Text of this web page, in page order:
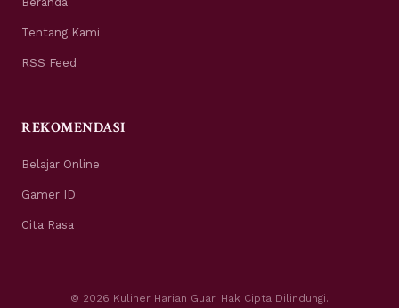
Tentang Kami
RSS Feed
REKOMENDASI
Belajar Online
Gamer ID
Cita Rasa
© 2026 Kuliner Harian Guar. Hak Cipta Dilindungi.